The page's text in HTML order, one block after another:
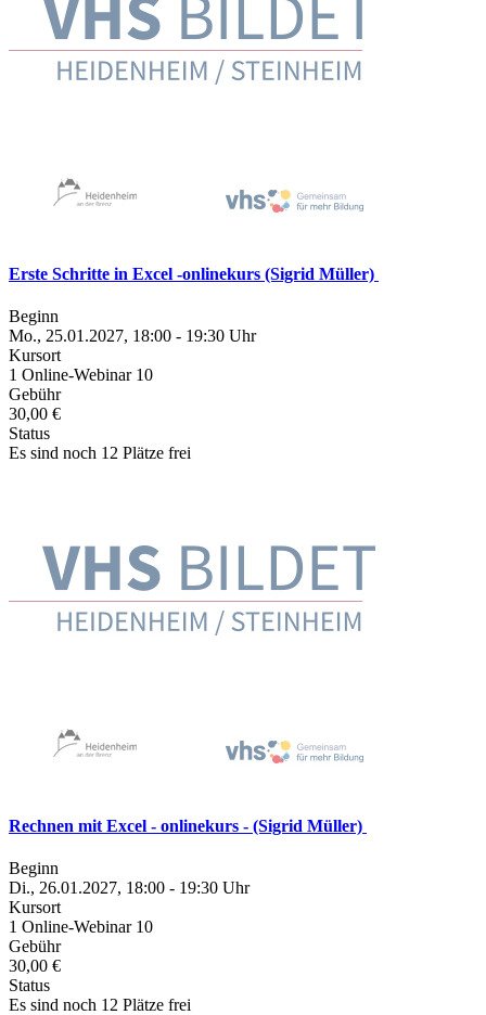
Erste Schritte in Excel -onlinekurs (Sigrid Müller)
Beginn
Mo., 25.01.2027, 18:00 - 19:30 Uhr
Kursort
1 Online-Webinar 10
Gebühr
30,00 €
Status
Es sind noch 12 Plätze frei
Rechnen mit Excel - onlinekurs - (Sigrid Müller)
Beginn
Di., 26.01.2027, 18:00 - 19:30 Uhr
Kursort
1 Online-Webinar 10
Gebühr
30,00 €
Status
Es sind noch 12 Plätze frei